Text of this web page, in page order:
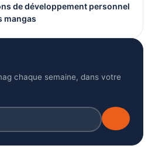
de développement personnel
mangas
chaque semaine, dans votre